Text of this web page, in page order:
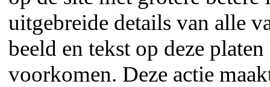
uitgebreide details van alle
beeld en tekst op deze
voorkomen. Deze actie